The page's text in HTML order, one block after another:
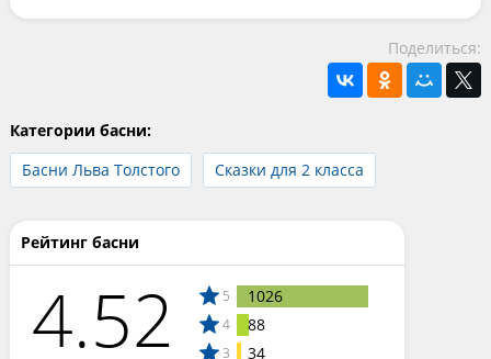
Поделиться:
Категории басни:
Басни Льва Толстого
Сказки для 2 класса
Рейтинг басни
4.52 5 1026
4 88
3 34